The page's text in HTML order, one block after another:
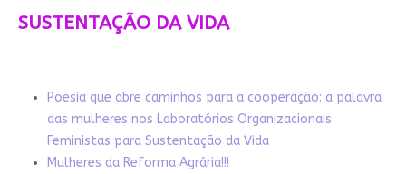
SUSTENTAÇÃO DA VIDA
Poesia que abre caminhos para a cooperação: a palavra
das mulheres nos Laboratórios Organizacionais
Feministas para Sustentação da Vida
Mulheres da Reforma Agrária!!!